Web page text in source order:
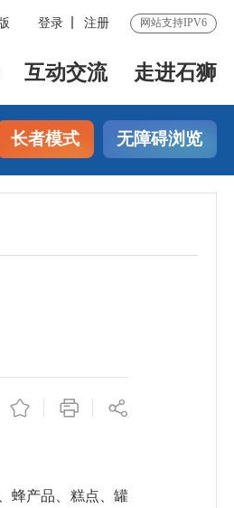
登录 注册 网站支持IPV6
互动交流 走进石狮
长者模式 无障碍浏览
蜂产品、糕点、罐